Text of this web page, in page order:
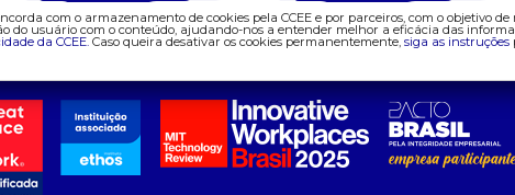
Mapa do site
ajuda
- fale conosco
- faq
- gestão de cookies
tecnologia
- appccee
com o armazenamento de cookies pela CCEE e por parceiros, com o objetivo
do usuário com o conteúdo, ajudando-nos a entender melhor a eficácia das
da CCEE. Caso queira desativar os cookies permanentemente, siga as instruções